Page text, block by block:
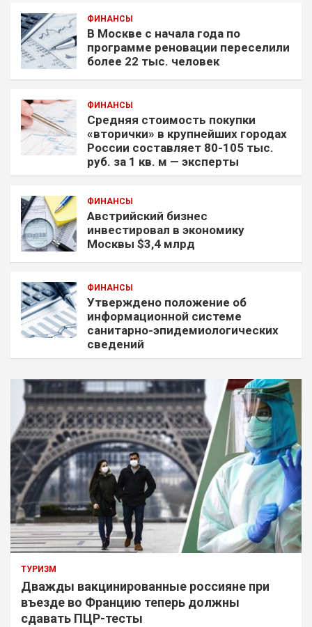
ФИНАНСЫ
В Москве с начала года по
программе реновации переселили
более 22 тыс. человек
ФИНАНСЫ
Средняя стоимость покупки
«вторички» в крупнейших городах
России составляет 80-105 тыс.
руб. за 1 кв. м — эксперты
ФИНАНСЫ
Австрийский бизнес
инвестировал в экономику
Москвы $3,4 млрд
ФИНАНСЫ
Утверждено положение об
информационной системе
санитарно-эпидемиологических
сведений
ТУРИЗМ
Дважды вакцинированные россияне при
въезде во Францию теперь должны
сдавать ПЦР-тесты